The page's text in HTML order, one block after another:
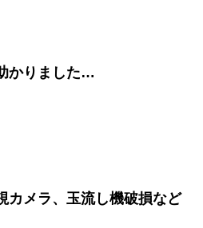
かりました…
カメラ、玉流し機破損など